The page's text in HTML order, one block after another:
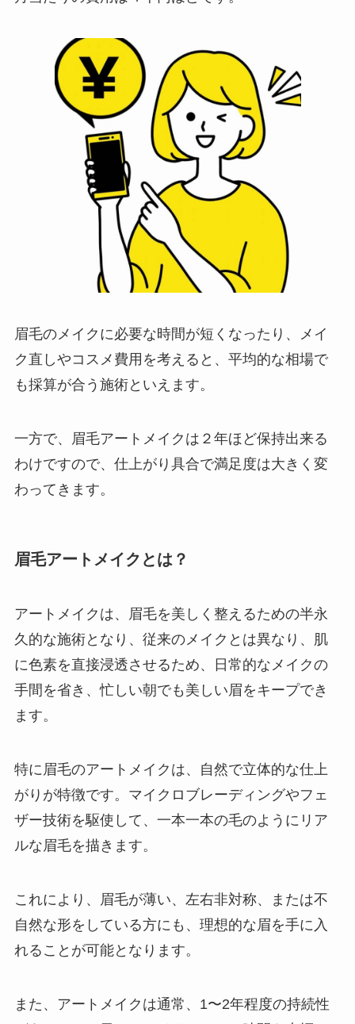
眉毛のメイクに必要な時間が短くなったり、メイ
ク直しやコスメ費用を考えると、平均的な相場で
も採算が合う施術といえます。
一方で、眉毛アートメイクは２年ほど保持出来る
わけですので、仕上がり具合で満足度は大きく変
わってきます。
眉毛アートメイクとは？
アートメイクは、眉毛を美しく整えるための半永
久的な施術となり、従来のメイクとは異なり、肌
に色素を直接浸透させるため、日常的なメイクの
手間を省き、忙しい朝でも美しい眉をキープでき
ます。
特に眉毛のアートメイクは、自然で立体的な仕上
がりが特徴です。マイクロブレーディングやフェ
ザー技術を駆使して、一本一本の毛のようにリア
ルな眉毛を描きます。
これにより、眉毛が薄い、左右非対称、または不
自然な形をしている方にも、理想的な眉を手に入
れることが可能となります。
また、アートメイクは通常、1〜2年程度の持続性